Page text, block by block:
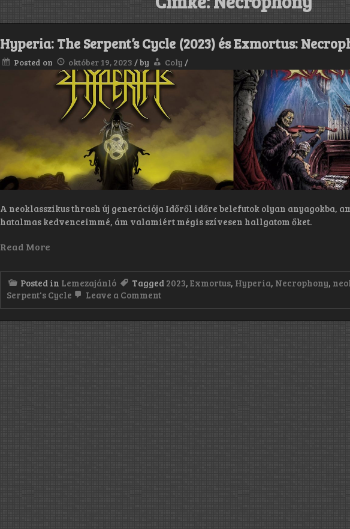
Hyperia: The Serpent’s Cycle (2023) és Exmortus:
Posted on október 19, 2023 /by Coly /
A neoklasszikus thrash új generációja Időről időre belefutok olyan anyagokba,
hatalmas kedvenceimmé, ám valamiért mégis szívesen hallgatom őket.
Read More
Posted in Lemezajánló Tagged 2023,Exmortus, Hyperia, Necrophony,
Serpent's Cycle
Leave a Commenton
Serpent’s